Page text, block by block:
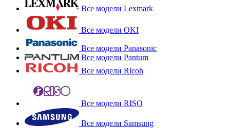
Все модели Lexmark
Все модели OKI
Все модели Panasonic
Все модели Pantum
Все модели Ricoh
Все модели RISO
Все модели Samsung